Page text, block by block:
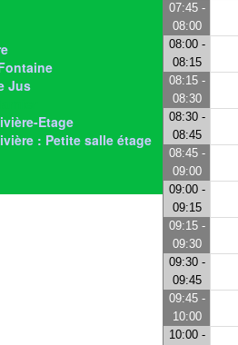
Jus
Etage
: Petite salle étage
07:45 -
08:00
08:00 -
08:15
08:15 -
08:30
08:30 -
08:45
08:45 -
09:00
09:00 -
09:15
09:15 -
09:30
09:30 -
09:45
09:45 -
10:00
10:00 -